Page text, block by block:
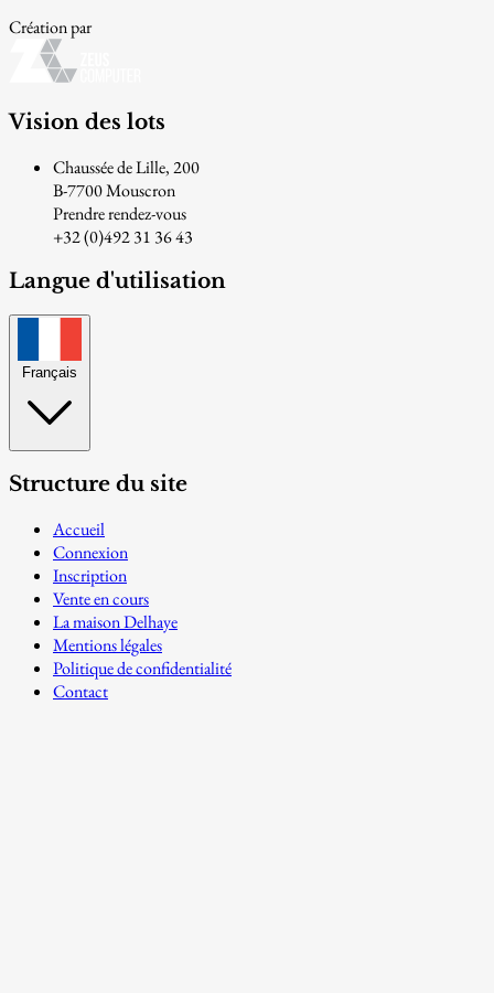
Création par
Vision des lots
Chaussée de Lille, 200
B-7700 Mouscron
Prendre rendez-vous
+32 (0)492 31 36 43
Langue d'utilisation
Français
Structure du site
Accueil
Connexion
Inscription
Vente en cours
La maison Delhaye
Mentions légales
Politique de confidentialité
Contact